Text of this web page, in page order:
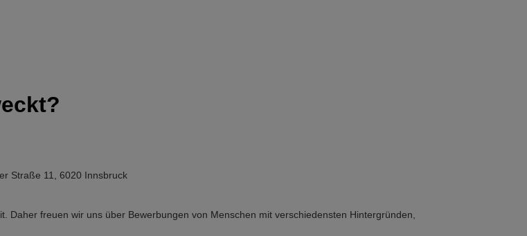
Straße 11, 6020 Innsbruck
Daher freuen wir uns über Bewerbungen von Menschen mit verschiedensten Hintergründen,